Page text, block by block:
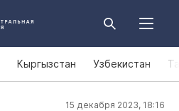
Кыргызстан Узбекистан
15 декабря 2023, 18:16